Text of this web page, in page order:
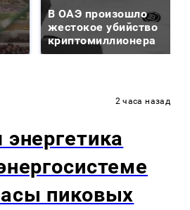
В ОАЭ произошло
жестокое убийство
криптомиллионера
2 часа назад
пиковых